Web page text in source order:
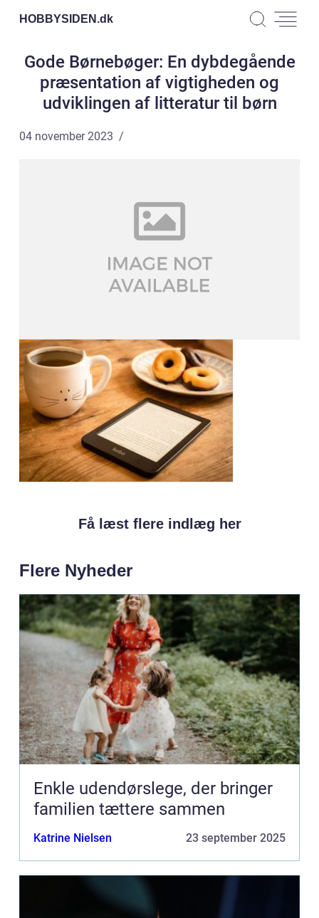
HOBBYSIDEN.dk
Gode Børnebøger: En dybdegående
præsentation af vigtigheden og
udviklingen af litteratur til børn
04 november 2023
Få læst flere indlæg her
Flere Nyheder
Enkle udendørslege, der bringer
familien tættere sammen
Katrine Nielsen 23 september 2025